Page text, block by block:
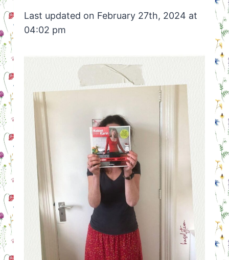
Last updated on February 27th, 2024 at
04:02 pm